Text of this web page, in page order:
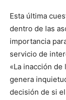
Esta última
dentro de las
importancia
servicio de
«La inacción
genera
decisión de si